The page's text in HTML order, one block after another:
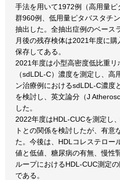
手法を用いて1972例（高用量
群960例、低用量ピタバスタチ
抽出した。全抽出症例のベース
月後の残存検体は2021年度に
保存してある。
2021年度は小型高密度低比重
（sdLDL-C）濃度を測定し、
ン治療例におけるsdLDL-C濃度
を検討し、英文論分（J
した。
2022年度はHDL-CUCを測定し
トとの関係を検討したが、有意
た。今後は、HDLコレステロー
値と低値、糖尿病の有無、慢性
ループにおけるHDL-CUC測定
である。